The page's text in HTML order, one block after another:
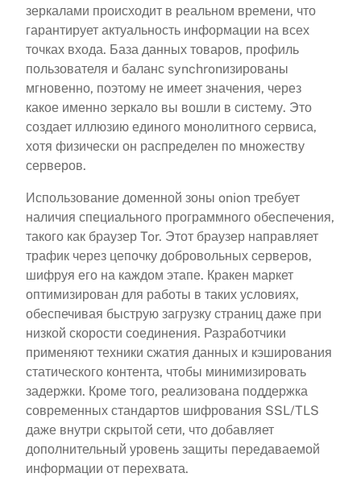
зеркалами происходит в реальном времени, что
гарантирует актуальность информации на всех
точках входа. База данных товаров, профиль
пользователя и баланс synchronизированы
мгновенно, поэтому не имеет значения, через
какое именно зеркало вы вошли в систему. Это
создает иллюзию единого монолитного сервиса,
хотя физически он распределен по множеству
серверов.
Использование доменной зоны onion требует
наличия специального программного обеспечения,
такого как браузер Tor. Этот браузер направляет
трафик через цепочку добровольных серверов,
шифруя его на каждом этапе. Кракен маркет
оптимизирован для работы в таких условиях,
обеспечивая быструю загрузку страниц даже при
низкой скорости соединения. Разработчики
применяют техники сжатия данных и кэширования
статического контента, чтобы минимизировать
задержки. Кроме того, реализована поддержка
современных стандартов шифрования SSL/TLS
даже внутри скрытой сети, что добавляет
дополнительный уровень защиты передаваемой
информации от перехвата.